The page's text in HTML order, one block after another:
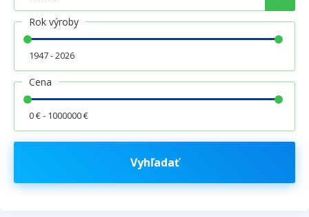
Rok výroby
1947 - 2026
Cena
0 € - 1000000 €
Vyhľadať